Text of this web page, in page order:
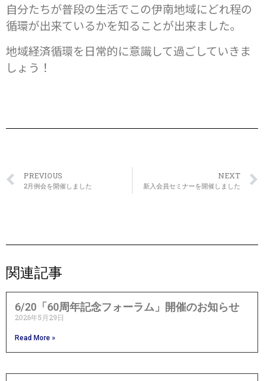
自分たちが普段の生活でこの伊南地域にどれ程の
循環が出来ているかを知ることが出来ました。
地域経済循環を日常的に意識して過ごしていきま
しょう！
PREVIOUS
2月例会を開催しました
NEXT
新入会員セミナーを開催しました
関連記事
6/20「60周年記念フォーラム」開催のお知らせ
2026年5月29日
Read More »